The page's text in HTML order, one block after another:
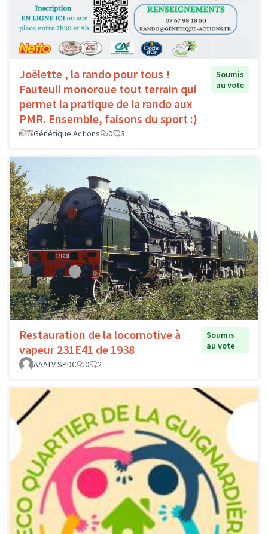
Joëlette , la rando pour tous !
Fauteuil monoroue tout terrain qui
permet la pratique de la rando aux
PMR. Ensemble, faisons du sport :)
Soumis
au vote
Génétique Actions 0 3
Restauration de la locomotive à
vapeur 231E41 de 1938
Soumis
au vote
AAATV SPDC
0 2